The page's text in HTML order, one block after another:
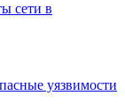
сети в
уязвимости